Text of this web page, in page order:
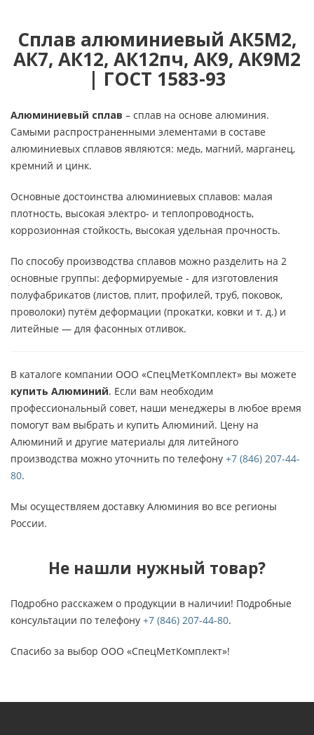
Сплав алюминиевый АК5М2,
АК7, АК12, АК12пч, АК9, АК9М2
| ГОСТ 1583-93
Алюминиевый сплав – сплав на основе алюминия.
Самыми распространенными элементами в составе
алюминиевых сплавов являются: медь, магний, марганец,
кремний и цинк.
Основные достоинства алюминиевых сплавов: малая
плотность, высокая электро- и теплопроводность,
коррозионная стойкость, высокая удельная прочность.
По способу производства сплавов можно разделить на 2
основные группы: деформируемые - для изготовления
полуфабрикатов (листов, плит, профилей, труб, поковок,
проволоки) путём деформации (прокатки, ковки и т. д.) и
литейные — для фасонных отливок.
В каталоге компании ООО «СпецМетКомплект» вы можете
купить Алюминий. Если вам необходим
профессиональный совет, наши менеджеры в любое время
помогут вам выбрать и купить Алюминий. Цену на
Алюминий и другие материалы для литейного
производства можно уточнить по телефону +7 (846) 207-44-
80.
Мы осуществляем доставку Алюминия во все регионы
России.
Не нашли нужный товар?
Подробно расскажем о продукции в наличии! Подробные
консультации по телефону +7 (846) 207-44-80.
Спасибо за выбор ООО «СпецМетКомплект»!